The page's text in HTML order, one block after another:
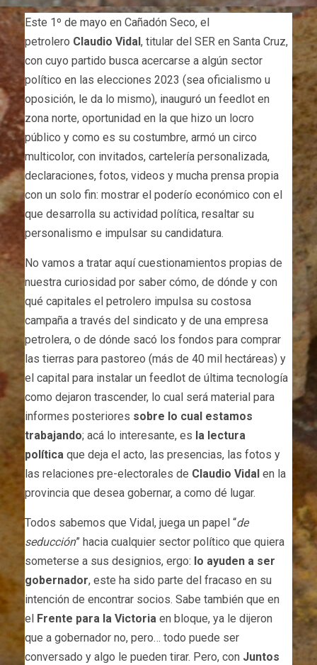
Este 1º de mayo en Cañadón Seco, el
petrolero Claudio Vidal , titular del SER en Santa Cruz,
con cuyo partido busca acercarse a algún sector
político en las elecciones 2023 (sea oficialismo u
oposición, le da lo mismo), inauguró un feedlot en
zona norte, oportunidad en la que hizo un locro
público y como es su costumbre, armó un circo
multicolor, con invitados, cartelería personalizada,
declaraciones, fotos, videos y mucha prensa propia
con un solo fin: mostrar el poderío económico con el
que desarrolla su actividad política, resaltar su
personalismo e impulsar su candidatura.
No vamos a tratar aquí cuestionamientos propias de
nuestra curiosidad por saber cómo, de dónde y con
qué capitales el petrolero impulsa su costosa
campaña a través del sindicato y de una empresa
petrolera, o de dónde sacó los fondos para comprar
las tierras para pastoreo (más de 40 mil hectáreas) y
el capital para instalar un feedlot de última tecnología
como dejaron trascender, lo cual será material para
informes posteriores sobre lo cual estamos
trabajando; acá lo interesante, es la lectura
política que deja el acto, las presencias, las fotos y
las relaciones pre-electorales de Claudio Vidal en la
provincia que desea gobernar, a como dé lugar.
Todos sabemos que Vidal, juega un papel “de
seducción” hacia cualquier sector político que quiera
someterse a sus designios, ergo: lo ayuden a ser
gobernador, este ha sido parte del fracaso en su
intención de encontrar socios. Sabe también que en
el
Frente para la Victoria en bloque, ya le dijeron
que a gobernador no, pero… todo puede ser
conversado y algo le pueden tirar. Pero, con Juntos